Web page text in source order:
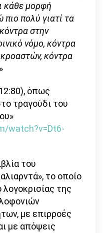
κάθε μορφή
πολύ γιατί τα
στην
νόμο, κόντρα
κόντρα
»
όπως
τραγούδι του
watch?v=Dt6-
του
το οποίο
της
με επιρροές
με απόψεις